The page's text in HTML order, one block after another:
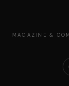
MAGAZINE &